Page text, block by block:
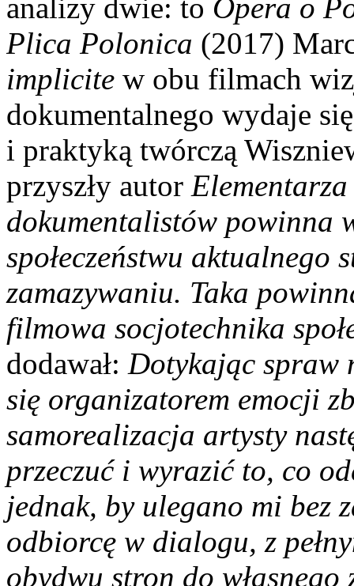
analizy dwie: to Opera o
Plica Polonica (2017)
implicite w obu filmach
dokumentalnego wydaje
i praktyką twórczą
przyszły autor Ele
dokumentalistów powinna
społeczeństwu aktualnego
zamazywaniu. Taka
filmowa socjotechnika
dodawał: Dotykając spraw
się organizatorem emocji
samorealizacja artysty
przeczuć i wyrazić to, co
jednak, by ulegano mi bez
odbiorcę w dialogu, z
obydwu stron do